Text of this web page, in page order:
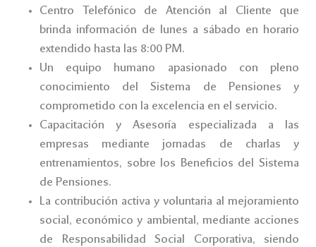
Centro Telefónico de Atención al Cliente que
brinda información de lunes a sábado en horario
extendido hasta las 8:00 PM.
Un equipo humano apasionado con pleno
conocimiento del Sistema de Pensiones y
comprometido con la excelencia en el servicio.
Capacitación y Asesoría especializada a las
empresas mediante jornadas de charlas y
entrenamientos, sobre los Beneficios del Sistema
de Pensiones.
La contribución activa y voluntaria al mejoramiento
social, económico y ambiental, mediante acciones
de Responsabilidad Social Corporativa, siendo